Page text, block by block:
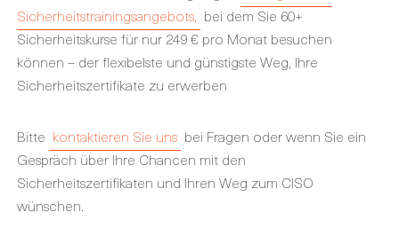
Sicherheitstrainingsangebots, bei dem Sie 60+
Sicherheitskurse für nur 249 € pro Monat besuchen
können – der flexibelste und günstigste Weg, Ihre
Sicherheitszertifikate zu erwerben
Bitte kontaktieren Sie uns bei Fragen oder wenn Sie ein
Gespräch über Ihre Chancen mit den
Sicherheitszertifikaten und Ihren Weg zum CISO
wünschen.